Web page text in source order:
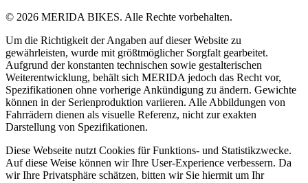
© 2026 MERIDA BIKES. Alle Rechte vorbehalten.
Um die Richtigkeit der Angaben auf dieser Website zu
gewährleisten, wurde mit größtmöglicher Sorgfalt gearbeitet.
Aufgrund der konstanten technischen sowie gestalterischen
Weiterentwicklung, behält sich MERIDA jedoch das Recht vor,
Spezifikationen ohne vorherige Ankündigung zu ändern. Gewichte
können in der Serienproduktion variieren. Alle Abbildungen von
Fahrrädern dienen als visuelle Referenz, nicht zur exakten
Darstellung von Spezifikationen.
Diese Webseite nutzt Cookies für Funktions- und Statistikzwecke.
Auf diese Weise können wir Ihre User-Experience verbessern. Da
wir Ihre Privatsphäre schätzen, bitten wir Sie hiermit um Ihr